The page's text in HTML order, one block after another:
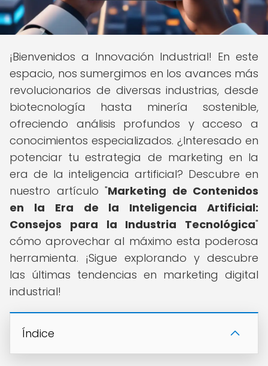
¡Bienvenidos a Innovación Industrial! En este
espacio, nos sumergimos en los avances más
revolucionarios de diversas industrias, desde
biotecnología hasta minería sostenible,
ofreciendo análisis profundos y acceso a
conocimientos especializados. ¿Interesado en
potenciar tu estrategia de marketing en la
era de la inteligencia artificial? Descubre en
nuestro artículo "Marketing de Contenidos
en la Era de la Inteligencia Artificial:
Consejos para la Industria Tecnológica"
cómo aprovechar al máximo esta poderosa
herramienta. ¡Sigue explorando y descubre
las últimas tendencias en marketing digital
industrial!
Índice